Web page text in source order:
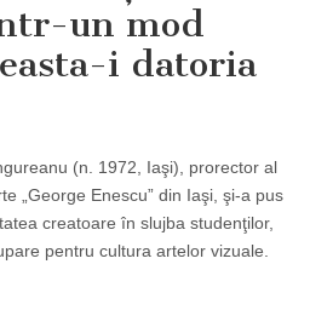
un mod
i datoria
(n. 1972, Iaşi), prorector al
„George Enescu” din Iaşi, şi-a pus
creatoare în slujba studenţilor,
pentru cultura artelor vizuale.